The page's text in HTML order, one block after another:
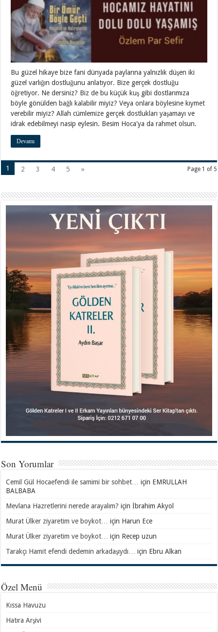
Bu güzel hikaye bize fani dünyada paylarına yalnızlık düşen iki
güzel varlığın dostluğunu anlatıyor. Bize gerçek dostluğu
öğretiyor. Ne dersiniz? Biz de bu küçük kuş gibi dostlarımıza
böyle gönülden bağlı kalabilir miyiz? Veya onlara böylesine kıymet
verebilir miyiz? Allah cümlemize gerçek dostlukları yaşamayı ve
idrak edebilmeyi nasip eylesin. Besim Hoca'ya da rahmet olsun.
Devamı
Page 1 of 5
1 2 3 4 5 »
Son Yorumlar
Cemil Gül Hocaefendi ile samimi bir sohbet… için EMRULLAH
BALBABA
Mevlana Hazretlerini nerede arayalım? içinİbrahim Akyol
Murat Ülker ziyaretim ve boykot…
için Harun Ece
Murat Ülker ziyaretim ve boykot…
için Recep uzun
Tarakçı Hamit efendi dedemin arkadaşıydı…
için Ebru Alkan
Özel Menü
Kıssa Havuzu
Hatıra Arşivi